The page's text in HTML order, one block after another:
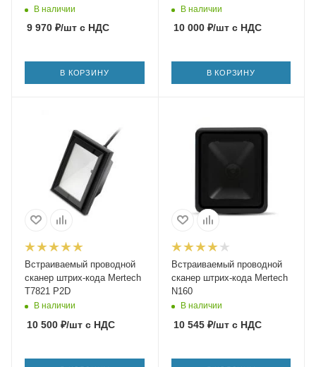
В наличии
9 970 ₽/шт с НДС
В КОРЗИНУ
В наличии
10 000₽/штс НДС
В КОРЗИНУ
Встраиваемый проводной
сканер штрих-кода Mertech
T7821 P2D
В наличии
10 500 ₽/шт с НДС
Встраиваемый проводной
сканер штрих-кода Mertech
N160
В наличии
10 545₽/штс НДС